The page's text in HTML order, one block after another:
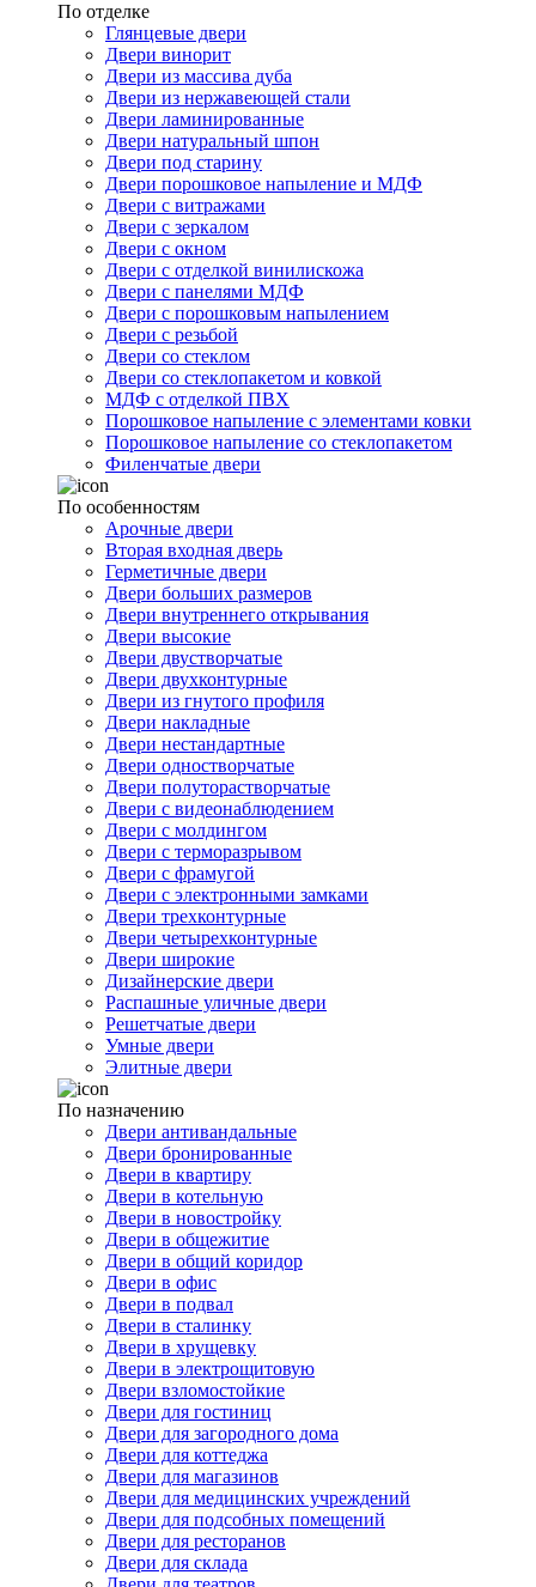
По отделке
Глянцевые двери
Двери винорит
Двери из массива дуба
Двери из нержавеющей стали
Двери ламинированные
Двери натуральный шпон
Двери под старину
Двери порошковое напыление и МДФ
Двери с витражами
Двери с зеркалом
Двери с окном
Двери с отделкой винилискожа
Двери с панелями МДФ
Двери с порошковым напылением
Двери с резьбой
Двери со стеклом
Двери со стеклопакетом и ковкой
МДФ с отделкой ПВХ
Порошковое напыление с элементами ковки
Порошковое напыление со стеклопакетом
Филенчатые двери
По особенностям
Арочные двери
Вторая входная дверь
Герметичные двери
Двери больших размеров
Двери внутреннего открывания
Двери высокие
Двери двустворчатые
Двери двухконтурные
Двери из гнутого профиля
Двери накладные
Двери нестандартные
Двери одностворчатые
Двери полуторастворчатые
Двери с видеонаблюдением
Двери с молдингом
Двери с терморазрывом
Двери с фрамугой
Двери с электронными замками
Двери трехконтурные
Двери четырехконтурные
Двери широкие
Дизайнерские двери
Распашные уличные двери
Решетчатые двери
Умные двери
Элитные двери
По назначению
Двери антивандальные
Двери бронированные
Двери в квартиру
Двери в котельную
Двери в новостройку
Двери в общежитие
Двери в общий коридор
Двери в офис
Двери в подвал
Двери в сталинку
Двери в хрущевку
Двери в электрощитовую
Двери взломостойкие
Двери для гостиниц
Двери для загородного дома
Двери для коттеджа
Двери для магазинов
Двери для медицинских учреждений
Двери для подсобных помещений
Двери для ресторанов
Двери для склада